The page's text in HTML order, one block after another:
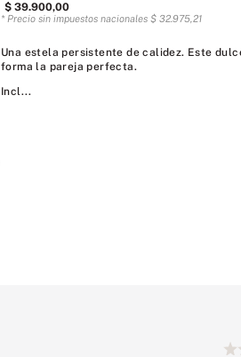
$ 39.900,00
* Precio sin impuestos nacionales $ 32.975,21
Una estela persistente de calidez. Este
forma la pareja perfecta.
Incl...